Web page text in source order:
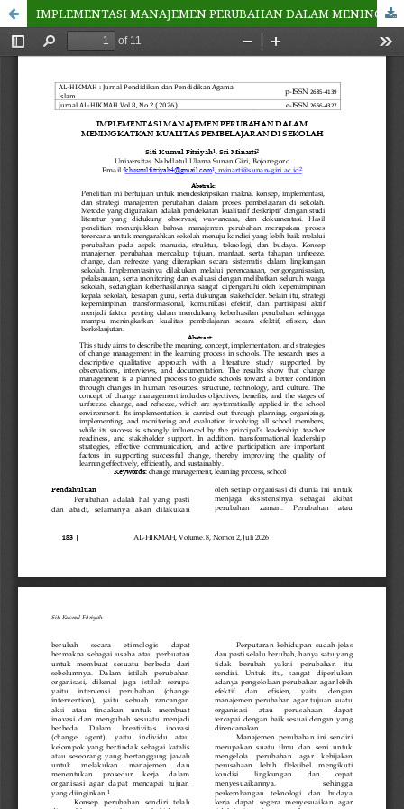
IMPLEMENTASI MANAJEMEN PERUBAHAN DALAM MENINGKATKAN KUALITAS PEMBELAJARAN DI SEKOLAH